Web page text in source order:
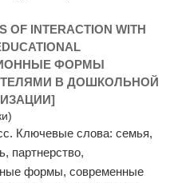
OF INTERACTION WITH
ФОРМЫ
В ДОШКОЛЬНОЙ
Ключевые слова: семья,
партнерство,
формы, современные